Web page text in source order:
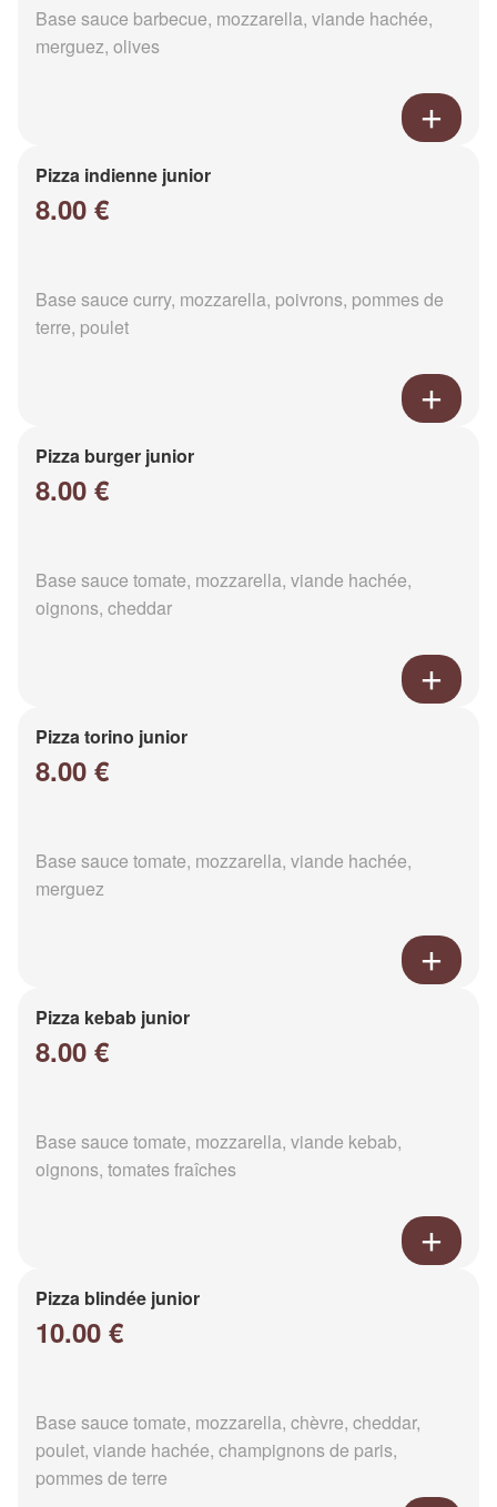
Base sauce barbecue, mozzarella, viande hachée,
merguez, olives
Pizza indienne junior
8.00 €
Base sauce curry, mozzarella, poivrons, pommes de
terre, poulet
Pizza burger junior
8.00 €
Base sauce tomate, mozzarella, viande hachée,
oignons, cheddar
Pizza torino junior
8.00 €
Base sauce tomate, mozzarella, viande hachée,
merguez
Pizza kebab junior
8.00 €
Base sauce tomate, mozzarella, viande kebab,
oignons, tomates fraîches
Pizza blindée junior
10.00 €
Base sauce tomate, mozzarella, chèvre, cheddar,
poulet, viande hachée, champignons de paris,
pommes de terre